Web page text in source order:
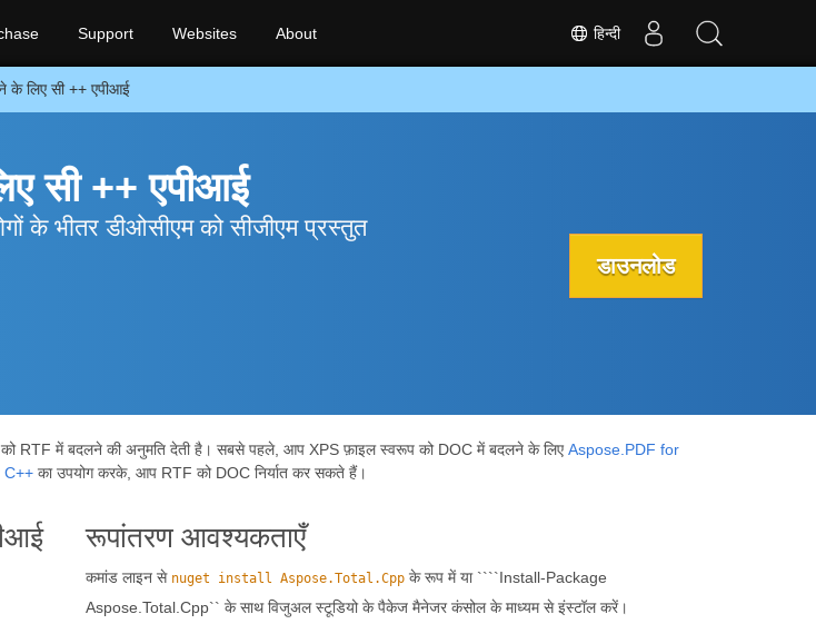
हिन्दी
Support Websites About
के लिए सी ++ एपीआई
सी ++ एपीआई
के भीतर डीओसीएम को सीजीएम प्रस्तुत
डाउनलोड
को RTF में बदलने की अनुमति देती है। सबसे पहले, आप XPS फ़ाइल स्वरूप को DOC में बदलने के लिए Aspose.PDF for
C++ का उपयोग करके, आप RTF को DOC निर्यात कर सकते हैं।
रूपांतरण आवश्यकताएँ
कमांड लाइन से nuget install Aspose.Total.Cpp के रूप में या ````Install-Package
Aspose.Total.Cpp`` के साथ विजुअल स्टूडियो के पैकेज मैनेजर कंसोल के माध्यम से इंस्टॉल करें।